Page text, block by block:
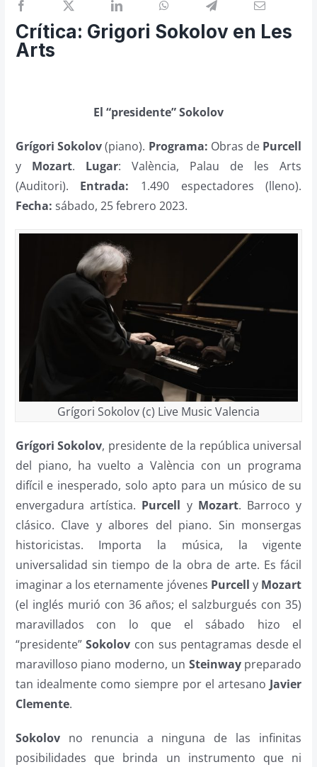
Cosas de Beckmesser
Crítica: Grigori Sokolov en Les
Arts
El “presidente” Sokolov
Grígori Sokolov(piano). Programa: Obras de Purcell
y Mozart. Lugar: València, Palau de les Arts
(Auditori). Entrada: 1.490 espectadores (lleno).
Fecha: sábado, 25 febrero 2023.
Grígori Sokolov (c) Live Music Valencia
Grígori Sokolov, presidente de la república universal
del piano, ha vuelto a València con un programa
difícil e inesperado, solo apto para un músico de su
envergadura artística. Purcell yMozart. Barroco y
clásico. Clave y albores del piano. Sin monsergas
historicistas. Importa la música, la vigente
universalidad sin tiempo de la obra de arte. Es fácil
imaginar a los eternamente jóvenes Purcell y Mozart
(el inglés murió con 36 años; el salzburgués con 35)
maravillados con lo que el sábado hizo el
“presidente”Sokolov con sus pentagramas desde el
maravilloso piano moderno, un Steinwaypreparado
tan idealmente como siempre por el artesanoJavier
Clemente.
Sokolovno renuncia a ninguna de las infinitas
posibilidades que brinda un instrumento que ni